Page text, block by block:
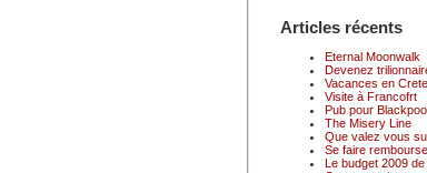
Articles récents
Eternal Moonwalk
Devenez
Vacances en Crete
Visite à Francofrt
Pub pour
The Misery Line
Que valez vous
Se faire
Le budget 2009